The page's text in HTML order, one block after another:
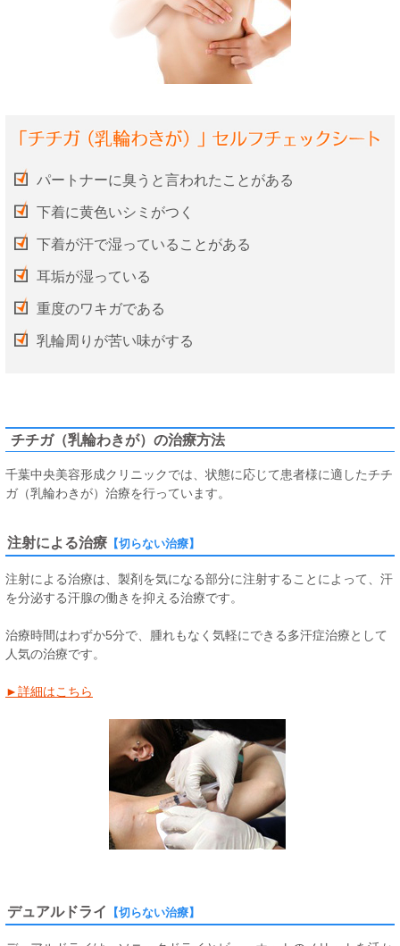
パートナーに臭うと言われたことがある
下着に黄色いシミがつく
下着が汗で湿っていることがある
耳垢が湿っている
重度のワキガである
乳輪周りが苦い味がする
チチガ（乳輪わきが）の治療方法
千葉中央美容形成クリニックでは、状態に応じて患者様に適したチチ
ガ（乳輪わきが）治療を行っています。
注射による治療 【切らない治療】
注射による治療は、製剤を気になる部分に注射することによって、汗
を分泌する汗腺の働きを抑える治療です。
治療時間はわずか5分で、腫れもなく気軽にできる多汗症治療として
人気の治療です。
►詳細はこちら
デュアルドライ 【切らない治療】